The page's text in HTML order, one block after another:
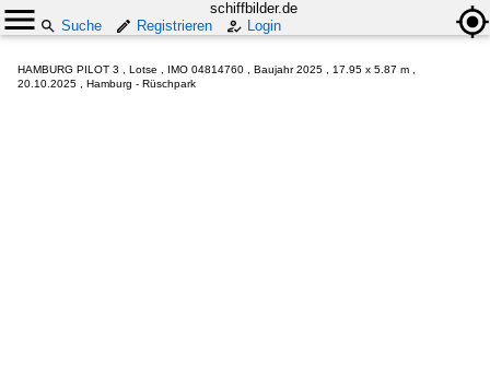
schiffbilder.de
Suche
Registrieren Login
HAMBURG PILOT 3 , Lotse , IMO 04814760 , Baujahr 2025 , 17.95 x 5.87 m ,
20.10.2025 , Hamburg - Rüschpark